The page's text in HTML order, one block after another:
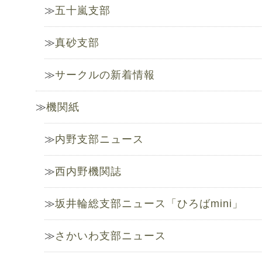
五十嵐支部
真砂支部
サークルの新着情報
機関紙
内野支部ニュース
西内野機関誌
坂井輪総支部ニュース「ひろばmini」
さかいわ支部ニュース